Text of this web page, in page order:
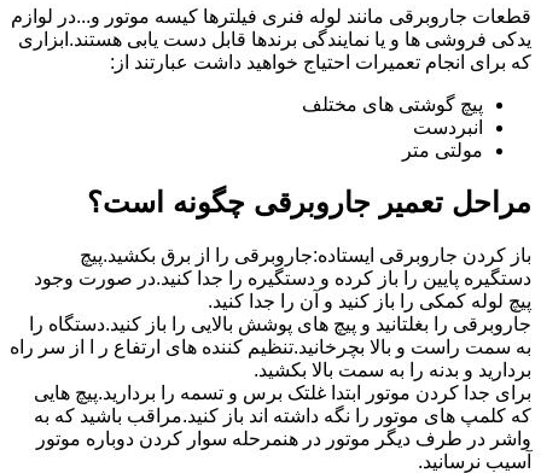
قطعات جاروبرقی مانند لوله فنری فیلترها کیسه موتور و...در لوازم
یدکی فروشی ها و یا نمایندگی برندها قابل دست یابی هستند.ابزاری
که برای انجام تعمیرات احتیاج خواهید داشت عبارتند از:
پیچ گوشتی های مختلف
انبردست
مولتی متر
مراحل تعمیر جاروبرقی چگونه است؟
باز کردن جاروبرقی ایستاده:جاروبرقی را از برق بکشید.پیچ
دستگیره پایین را باز کرده و دستگیره را جدا کنید.در صورت وجود
پیچ لوله کمکی را باز کنید و آن را جدا کنید.
جاروبرقی را بغلتانید و پیچ های پوشش بالایی را باز کنید.دستگاه را
به سمت راست و بالا بچرخانید.تنظیم کننده های ارتفاع ر ا از سر راه
بردارید و بدنه را به سمت بالا بکشید.
برای جدا کردن موتور ابتدا غلتک برس و تسمه را بردارید.پیچ هایی
که کلمپ های موتور را نگه داشته اند باز کنید.مراقب باشید که به
واشر در طرف دیگر موتور در هنمرحله سوار کردن دوباره موتور
آسیب نرسانید.